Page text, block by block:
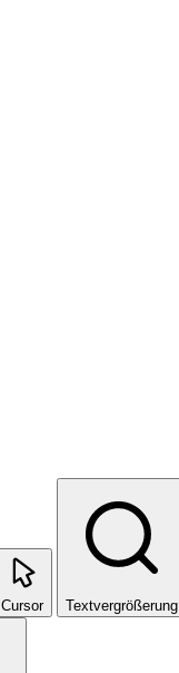
Cursor Textvergrößerung